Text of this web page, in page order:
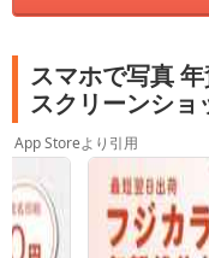
スマホで写真
スクリーンショ
App Storeより引用